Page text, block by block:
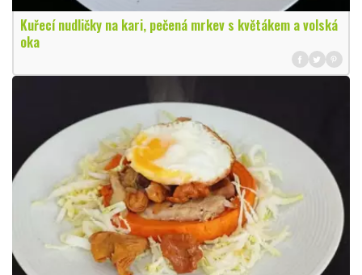
Kuřecí nudličky na kari, pečená mrkev s květákem a volská
oka